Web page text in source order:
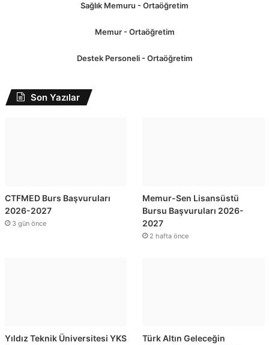
Sağlık Memuru - Ortaöğretim
Memur - Ortaöğretim
Destek Personeli - Ortaöğretim
Son Yazılar
CTFMED Burs Başvuruları
2026-2027
3 gün önce
Memur-Sen Lisansüstü
Bursu Başvuruları 2026-
2027
2 hafta önce
Yıldız Teknik Üniversitesi YKS
Türk Altın Geleceğin